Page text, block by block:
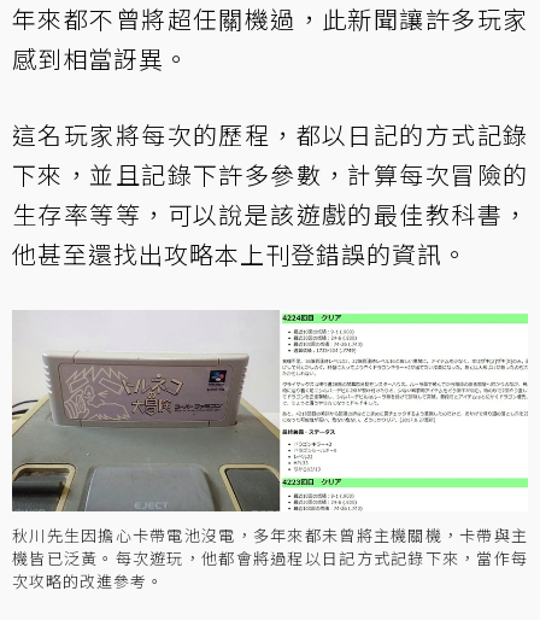
年來都不曾將超任關機過，此新聞讓許多玩家
感到相當訝異。
這名玩家將每次的歷程，都以日記的方式記錄
下來，並且記錄下許多參數，計算每次冒險的
生存率等等，可以說是該遊戲的最佳教科書，
他甚至還找出攻略本上刊登錯誤的資訊。
秋川先生因擔心卡帶電池沒電，多年來都未曾將主機關機，卡帶與主
機皆已泛黃。每次遊玩，他都會將過程以日記方式記錄下來，當作每
次攻略的改進參考。